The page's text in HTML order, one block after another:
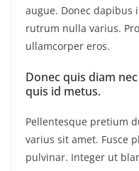
augue. Donec dapibus
rutrum nulla varius.
ullamcorper eros.
Donec quis diam
quis id metus.
Pellentesque pretium
varius sit amet. Fusce
pulvinar. Integer ut